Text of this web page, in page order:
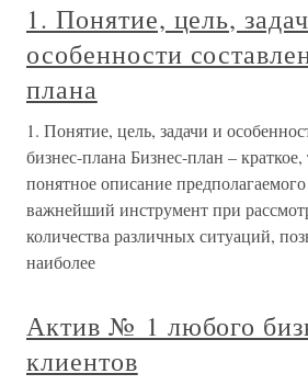
1. Понятие, цель,
особенности
плана
1. Понятие, цель, задачи и
бизнес-плана Бизнес-план –
понятное описание предполагаемого
важнейший инструмент при
количества различных ситуаций,
наиболее
Актив № 1 любого
клиентов